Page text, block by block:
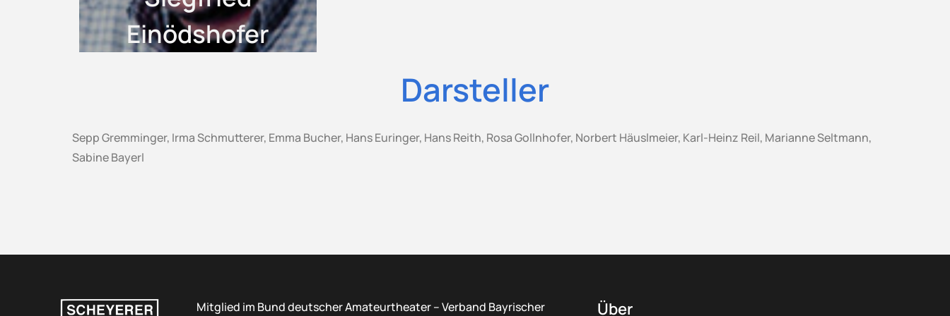
Einödshofer
Darsteller
Sepp Gremminger, Irma Schmutterer, Emma Bucher, Hans Euringer, Hans Reith, Rosa Gollnhofer, Norbert Häuslmeier, Karl-Heinz Reil, Marianne Seltmann,
Sabine Bayerl
Mitglied im Bund deutscher Amateurtheater – Verband Bayrischer Über